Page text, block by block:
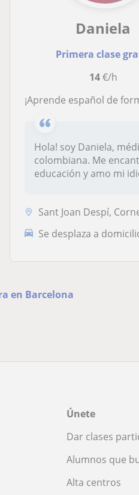
Daniela
Primera clase
14€/h
¡Aprende español de forma
Hola! soy Daniela,
colombiana. Me
educación y amo mi
Sant Joan Despí, Cornellà de Llobregat, Sant Just
Se desplaza a
en Barcelona
Únete
Dar clases
Alumnos que
Alta centros